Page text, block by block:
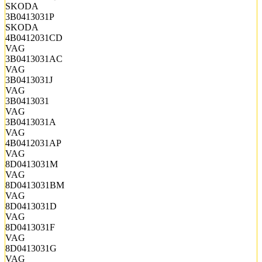
SKODA
3B0413031P
SKODA
4B0412031CD
VAG
3B0413031AC
VAG
3B0413031J
VAG
3B0413031
VAG
3B0413031A
VAG
4B0412031AP
VAG
8D0413031M
VAG
8D0413031BM
VAG
8D0413031D
VAG
8D0413031F
VAG
8D0413031G
VAG